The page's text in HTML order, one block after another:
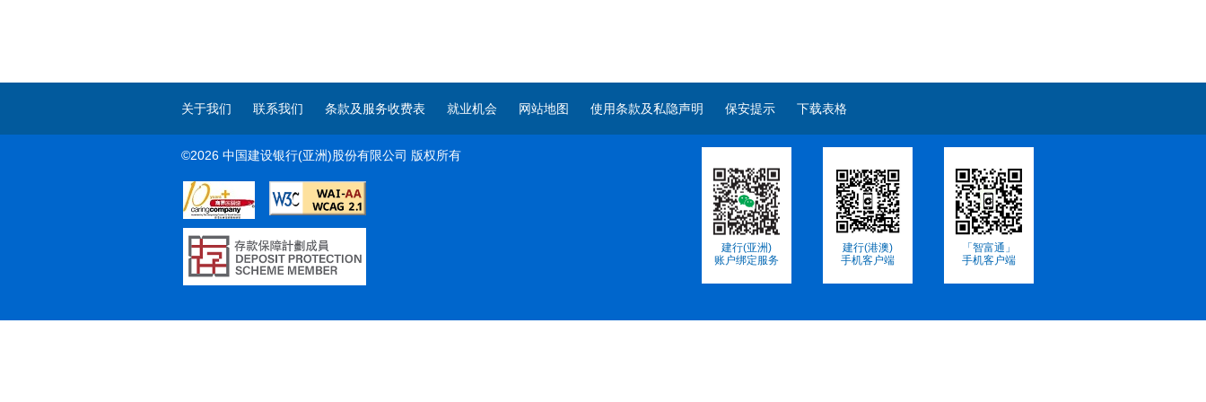
关于我们 联系我们 条款及服务收费表 就业机会 网站地图 使用条款及私隐声明 保安提示 下载表格
©2026 中国建设银行(亚洲)股份有限公司 版权所有
建行(亚洲)
账户绑定服务
建行(港澳)
手机客户端
「智富通」
手机客户端